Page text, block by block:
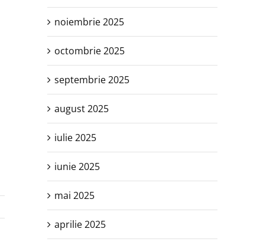
noiembrie 2025
octombrie 2025
septembrie 2025
august 2025
iulie 2025
iunie 2025
mai 2025
aprilie 2025